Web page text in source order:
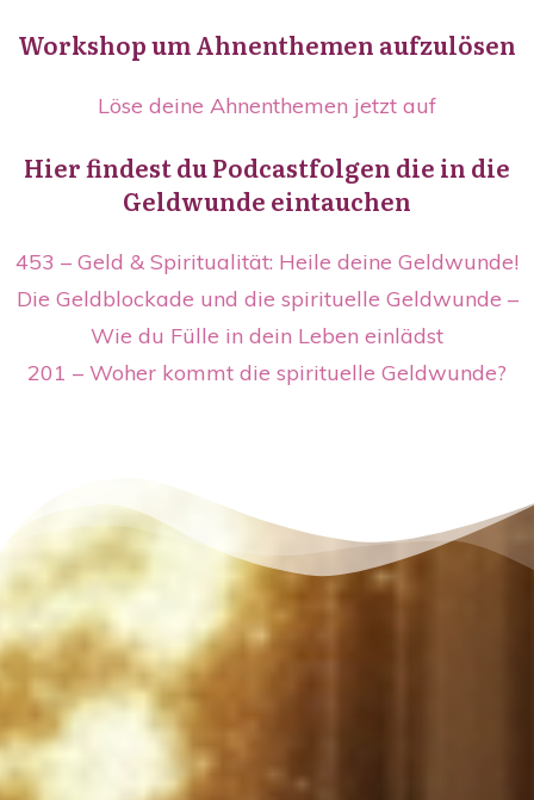
Workshop um Ahnenthemen aufzulösen
Löse deine Ahnenthemen jetzt auf
Hier findest du Podcastfolgen die in die
Geldwunde eintauchen
453 – Geld & Spiritualität: Heile deine Geldwunde!
Die Geldblockade und die spirituelle Geldwunde –
Wie du Fülle in dein Leben einlädst
201 – Woher kommt die spirituelle Geldwunde?